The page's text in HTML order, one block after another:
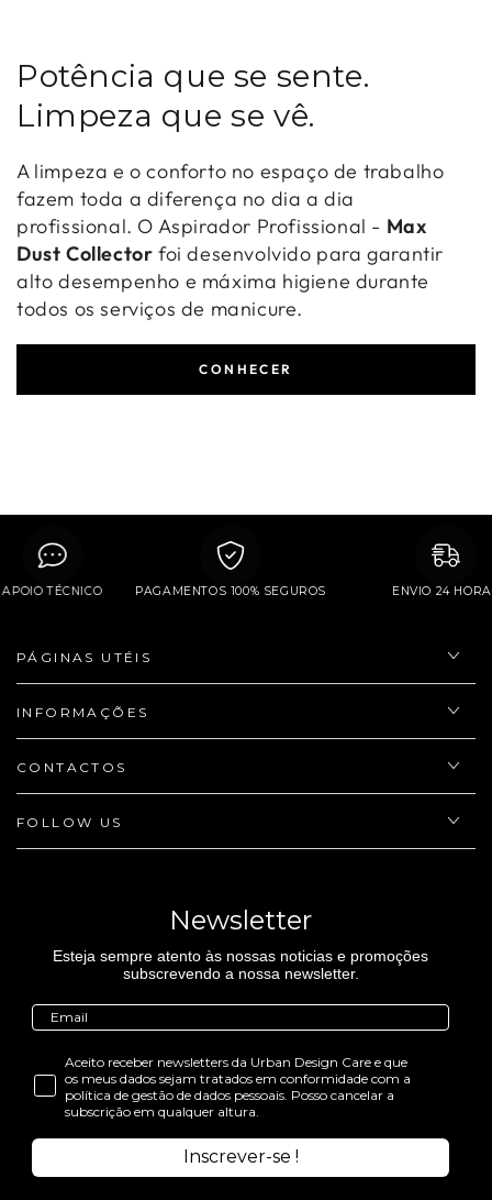
Potência que se sente.
Limpeza que se vê.
A limpeza e o conforto no espaço de trabalho
fazem toda a diferença no dia a dia
profissional. O Aspirador Profissional - Max
Dust Collector foi desenvolvido para garantir
alto desempenho e máxima higiene durante
todos os serviços de manicure.
CONHECER
APOIO TÉCNICO PAGAMENTOS 100% SEGUROS ENVIO 24
PÁGINAS UTÉIS
INFORMAÇÕES
CONTACTOS
FOLLOW US
Newsletter
Esteja sempre atento às nossas noticias e promoções
subscrevendo a nossa newsletter.
Aceito receber newsletters da Urban Design Care e que
os meus dados sejam tratados em conformidade com a
política de gestão de dados pessoais. Posso cancelar a
subscrição em qualquer altura.
Inscrever-se !